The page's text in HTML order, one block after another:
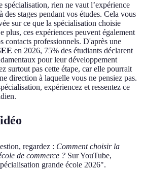
rien ne vaut l’expérience
stages pendant vos études. Cela vous
sur ce que la spécialisation choisie
plus, ces expériences peuvent également
contacts professionnels. D'après une
en 2026, 75% des étudiants déclarent
pour leur développement
surtout pas cette étape, car elle pourrait
direction à laquelle vous ne pensiez pas.
expériencez et ressentez ce
regardez : Comment choisir la
de commerce ? Sur YouTube,
grande école 2026".